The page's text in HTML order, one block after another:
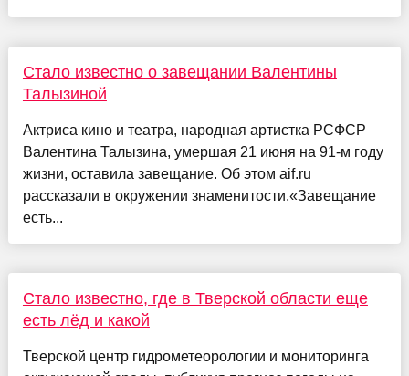
Стало известно о завещании Валентины
Талызиной
Актриса кино и театра, народная артистка РСФСР
Валентина Талызина, умершая 21 июня на 91-м году
жизни, оставила завещание. Об этом aif.ru
рассказали в окружении знаменитости.«Завещание
есть...
Стало известно, где в Тверской области еще
есть лёд и какой
Тверской центр гидрометеорологии и мониторинга